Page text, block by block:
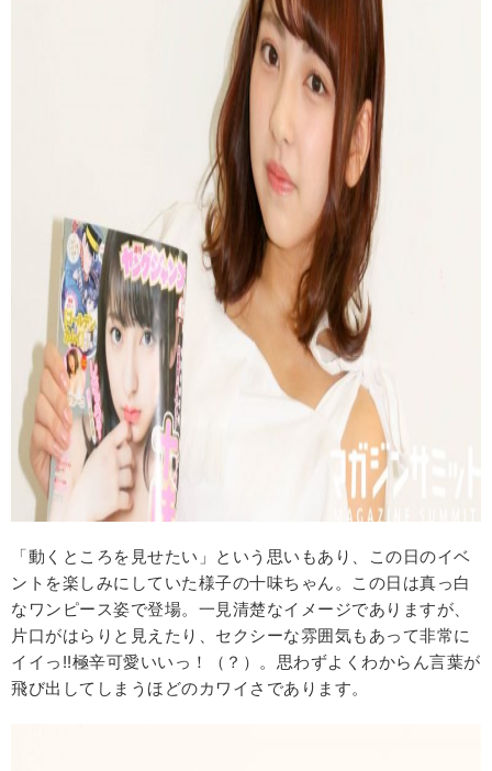
「動くところを見せたい」という思いもあり、この日のイベ
ントを楽しみにしていた様子の十味ちゃん。この日は真っ白
なワンピース姿で登場。一見清楚なイメージでありますが、
片口がはらりと見えたり、セクシーな雰囲気もあって非常に
イイっ!!極辛可愛いいっ！（？）。思わずよくわからん言葉が
飛び出してしまうほどのカワイさであります。